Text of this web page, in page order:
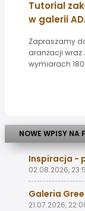
Tutorial
w galerii
Zapraszamy
aranżacji wraz
wymiarach
NOWE WPISY NA
Inspiracja -
02.08.2026,
Galeria
21.07.2026,